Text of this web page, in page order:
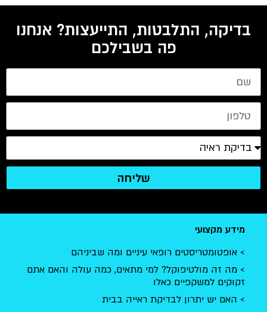
בדיקה, התלבטות, התייעצות? אנחנו
פה בשבילכם
שליחה
מידע מקצועי
אופטומטריסטים רופאי עיניים ומה שביניהם
מה זה מולטיפוקל? למי מתאים, כמה עולה והאם אתם
זקוקים למשקפיים כאלו
האם יש יתרון לבדיקת ראייה בבית